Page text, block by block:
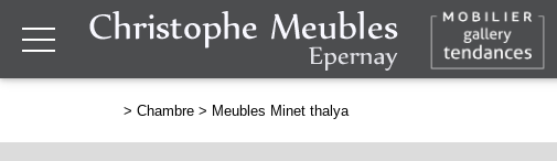
> Chambre > Meubles Minet thalya